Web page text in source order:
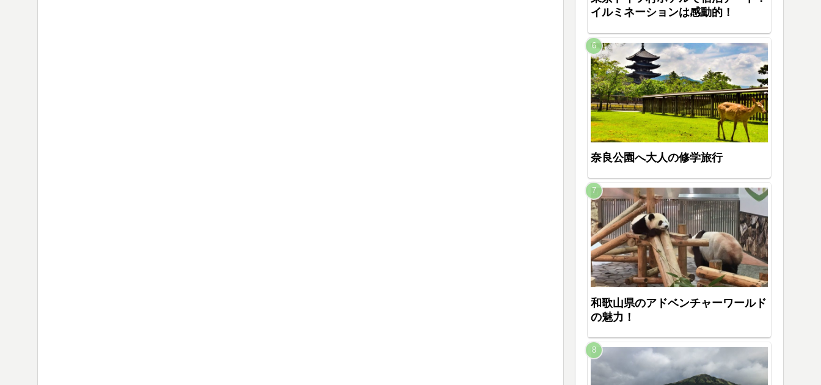
イルミネーションは感動的！
奈良公園へ大人の修学旅行
和歌山県のアドベンチャーワールド
の魅力！